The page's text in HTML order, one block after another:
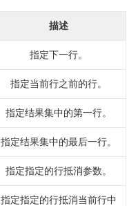
描述
指定下一行。
指定当前行之前的行。
指定结果集中的第一行。
指定结果集中的最后一行。
指定指定的行抵消参数。
指定指定的行抵消当前行中